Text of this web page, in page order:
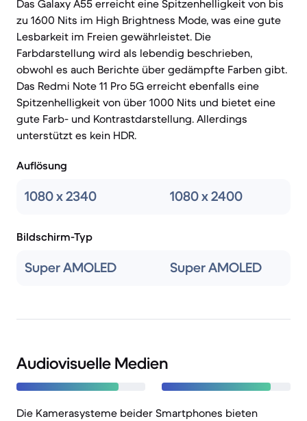
Das Galaxy A55 erreicht eine Spitzenhelligkeit von bis
zu 1600 Nits im High Brightness Mode, was eine gute
Lesbarkeit im Freien gewährleistet. Die
Farbdarstellung wird als lebendig beschrieben,
obwohl es auch Berichte über gedämpfte Farben gibt.
Das Redmi Note 11 Pro 5G erreicht ebenfalls eine
Spitzenhelligkeit von über 1000 Nits und bietet eine
gute Farb- und Kontrastdarstellung. Allerdings
unterstützt es kein HDR.
Auflösung
1080 x 2340 1080 x 2400
Bildschirm-Typ
Super AMOLED Super AMOLED
Audiovisuelle Medien
Die Kamerasysteme beider Smartphones bieten